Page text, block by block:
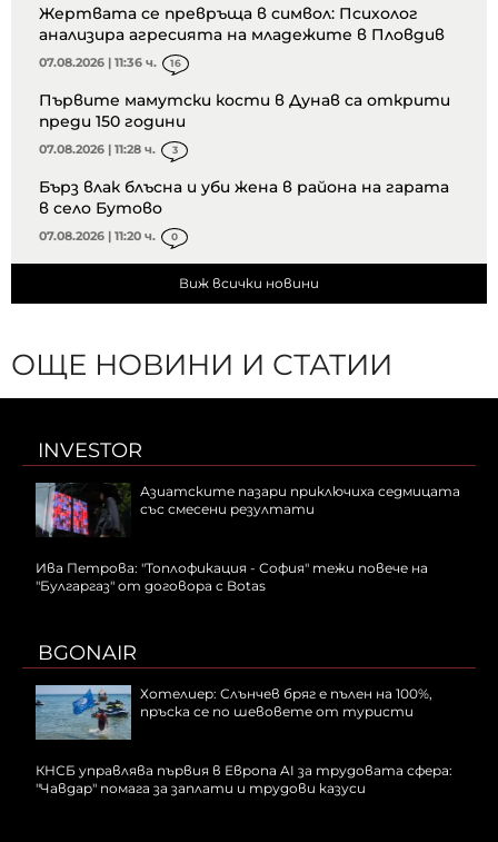
Жертвата се превръща в символ: Психолог
анализира агресията на младежите в Пловдив
07.08.2026 | 11:36 ч. 16
Първите мамутски кости в Дунав са открити
преди 150 години
07.08.2026 | 11:28 ч. 3
Бърз влак блъсна и уби жена в района на гарата
в село Бутово
07.08.2026 | 11:20 ч. 0
Виж всички новини
ОЩЕ НОВИНИ И СТАТИИ
INVESTOR
Азиатските пазари приключиха седмицата
със смесени резултати
Ива Петрова: "Топлофикация - София" тежи повече на
"Булгаргаз" от договора с Botas
BGONAIR
Хотелиер: Слънчев бряг е пълен на 100%,
пръска се по шевовете от туристи
КНСБ управлява първия в Европа AI за трудовата сфера:
"Чавдар" помага за заплати и трудови казуси